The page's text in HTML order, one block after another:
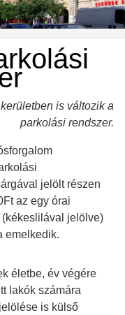
is változik a
parkolási rendszer.
jelölt részen
az egy órai
jelölve)
emelkedik.
életbe, év végére
lakók számára
is külső